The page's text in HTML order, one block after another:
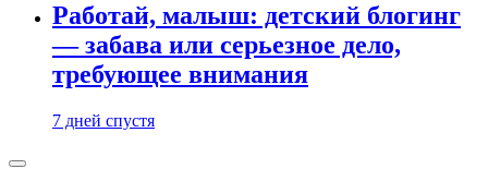
Работай, малыш: детский блогинг
— забава или серьезное дело,
требующее внимания
7 дней спустя